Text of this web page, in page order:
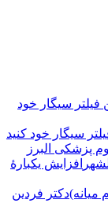
سیگار خود کنید
پزشکی البرز
افزایش یکبارۀ
دكتر فردين